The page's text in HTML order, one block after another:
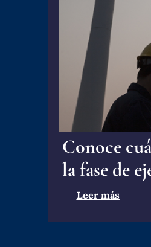
Conoce
la fase de
Leer más